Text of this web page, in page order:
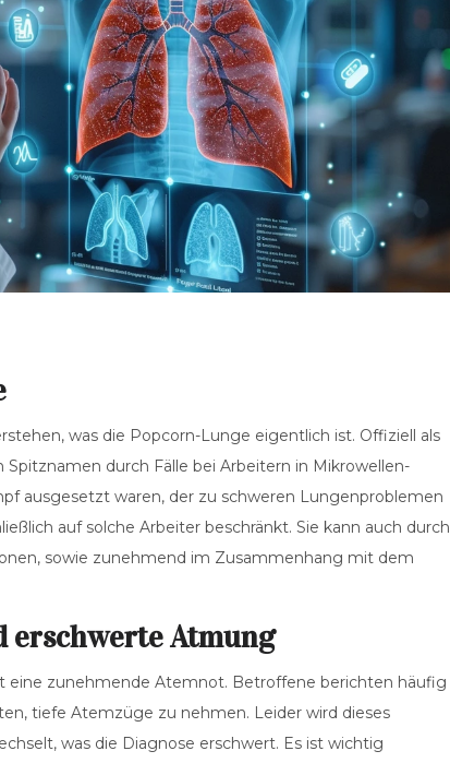
was die Popcorn-Lunge eigentlich ist. Offiziell als
durch Fälle bei Arbeitern in Mikrowellen-
ausgesetzt waren, der zu schweren Lungenproblemen
auf solche Arbeiter beschränkt. Sie kann auch durch
sowie zunehmend im Zusammenhang mit dem
erschwerte Atmung
eine zunehmende Atemnot. Betroffene berichten häufig
tiefe Atemzüge zu nehmen. Leider wird dieses
was die Diagnose erschwert. Es ist wichtig